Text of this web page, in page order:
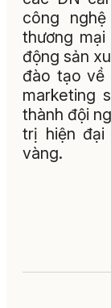
công
thương
động sản
đào tạo về
marketing
thành đội
trị hiện
vàng.